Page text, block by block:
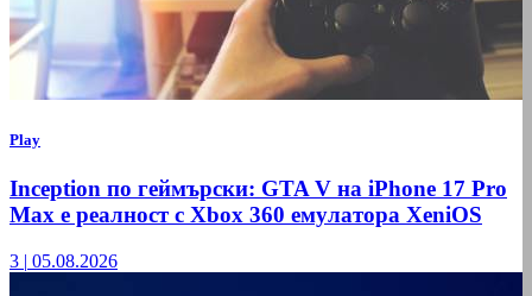
Play
Inception по геймърски: GTA V на iPhone 17 Pro
Max е реалност с Xbox 360 емулатора XeniOS
3 | 05.08.2026